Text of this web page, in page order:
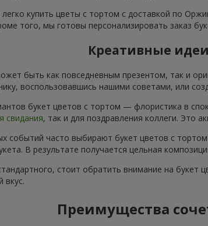
купить цветы с тортом с доставкой по
того, мы готовы персонализировать заказ
Креативные
быть как повседневным презентом, так и
воспользовавшись нашими советами, или
букет цветов с тортом — флористика в
свидания, так и для поздравления коллеги. Это
событий часто выбирают букет цветов с
В результате получается цельная
стоит обратить внимание на
вкус.
Преимущества